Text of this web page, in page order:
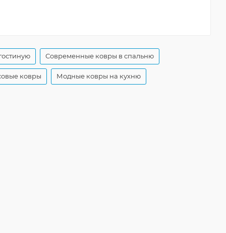
Современные ковры в спальню
ковры Модные ковры на кухню